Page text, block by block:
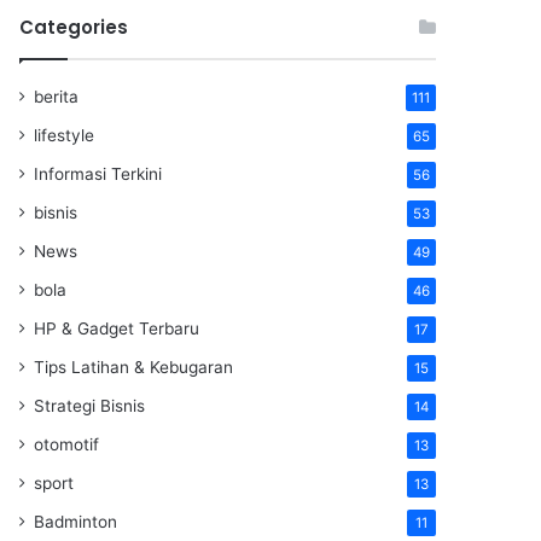
Categories
berita 111
lifestyle 65
Informasi Terkini 56
bisnis 53
News 49
bola 46
HP & Gadget Terbaru 17
Tips Latihan & Kebugaran 15
Strategi Bisnis 14
otomotif 13
sport 13
Badminton 11